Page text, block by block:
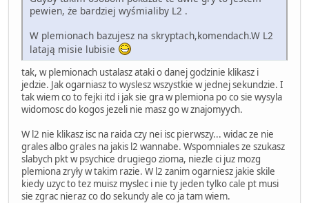
pewien, że bardziej wyśmialiby L2 .
W plemionach bazujesz na skryptach,komendach.W L2
latają misie lubisie
tak, w plemionach ustalasz ataki o danej godzinie klikasz i
jedzie. Jak ogarniasz to wyslesz wszystkie w jednej sekundzie. I
tak wiem co to fejki itd i jak sie gra w plemiona po co sie wysyla
widomosc do kogos jezeli nie masz go w znajomyych.
W l2 nie klikasz isc na raida czy nei isc pierwszy... widac ze nie
grales albo grales na jakis l2 wannabe. Wspomniales ze szukasz
slabych pkt w psychice drugiego zioma, niezle ci juz mozg
plemiona zryły w takim razie. W l2 zanim ogarniesz jakie skile
kiedy uzyc to tez muisz myslec i nie ty jeden tylko cale pt musi
sie zgrac nieraz co do sekundy ale co ja tam wiem.